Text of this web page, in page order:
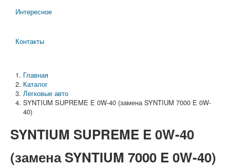
Интересное
Контакты
Главная
Каталог
Легковые авто
SYNTIUM SUPREME E 0W-40 (замена SYNTIUM 7000 E 0W-
40)
SYNTIUM SUPREME E 0W-40
(замена SYNTIUM 7000 E 0W-40)